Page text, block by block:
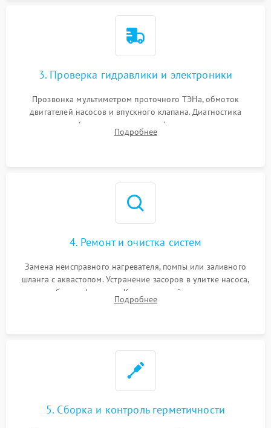
3. Проверка гидравлики и электроники
Прозвонка мультиметром проточного ТЭНа, обмоток
двигателей насосов и впускного клапана. Диагностика
прессостата (датчика уровня воды), датчика мутности,
концевика дверцы и электронного модуля управления.
Подробнее
4. Ремонт и очистка систем
Замена неисправного нагревателя, помпы или заливного
шланга с аквастопом. Устранение засоров в улитке насоса,
патрубках и фильтрах. Компонентный ремонт платы
управления, восстановление поврежденной проводки.
Подробнее
5. Сборка и контроль герметичности